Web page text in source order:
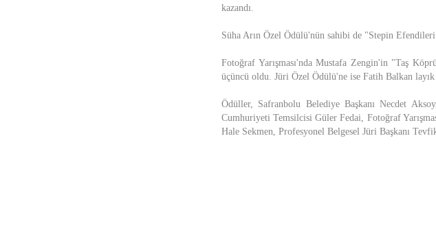
kazandı.
Süha Arın Özel Ödülü'nün sahibi de "Stepin
Fotoğraf Yarışması'nda Mustafa Zengin'in "Taş
üçüncü oldu. Jüri Özel Ödülü'ne ise Fatih Balkan
Ödüller, Safranbolu Belediye Başkanı Necdet
Cumhuriyeti Temsilcisi Güler Fedai, Fotoğraf
Hale Sekmen, Profesyonel Belgesel Jüri Başkanı